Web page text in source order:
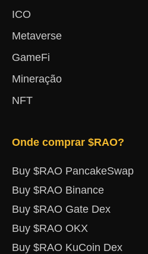
ICO
Metaverse
GameFi
Mineração
NFT
Onde comprar $RAO?
Buy $RAO PancakeSwap
Buy $RAO Binance
Buy $RAO Gate Dex
Buy $RAO OKX
Buy $RAO KuCoin Dex